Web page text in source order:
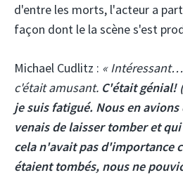
d'entre les morts, l'acteur a
façon dont le la scène s'est
Michael Cudlitz : «
c'était amusant. C'était génial!
je suis fatigué. Nous en
venais de laisser tomber et
cela n'avait pas d'importance
étaient tombés, nous ne